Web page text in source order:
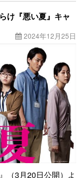
け『悪い夏』キャ
2024年12月25日
（3月20日公開）よ